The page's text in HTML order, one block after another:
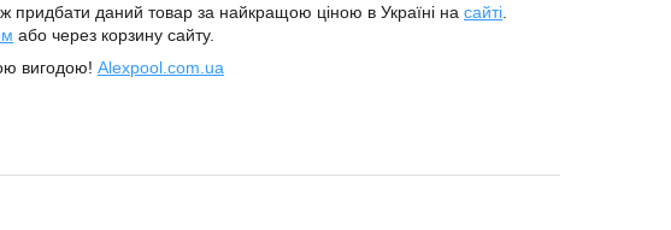
придбати даний товар за найкращою ціною в Україні на сайті
або через корзину сайту.
вигодою! Alexpool.com.ua